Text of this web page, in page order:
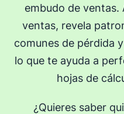
embudo de ventas.
ventas, revela
comunes de pérdida
lo que te ayuda a
hojas de
¿Quieres saber